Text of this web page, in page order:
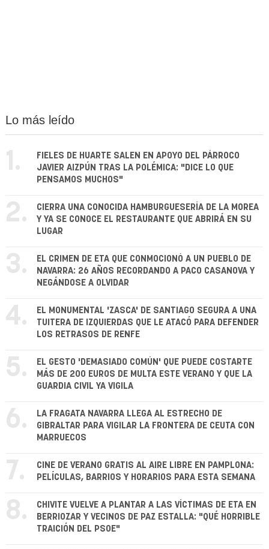
Lo más leído
1.
FIELES DE HUARTE SALEN EN APOYO DEL PÁRROCO
JAVIER AIZPÚN TRAS LA POLÉMICA: "DICE LO QUE
PENSAMOS MUCHOS"
2.
CIERRA UNA CONOCIDA HAMBURGUESERÍA DE LA MOREA
Y YA SE CONOCE EL RESTAURANTE QUE ABRIRÁ EN SU
LUGAR
3.
EL CRIMEN DE ETA QUE CONMOCIONÓ A UN PUEBLO DE
NAVARRA: 26 AÑOS RECORDANDO A PACO CASANOVA Y
NEGÁNDOSE A OLVIDAR
4.
EL MONUMENTAL 'ZASCA' DE SANTIAGO SEGURA A UNA
TUITERA DE IZQUIERDAS QUE LE ATACÓ PARA DEFENDER
LOS RETRASOS DE RENFE
5.
EL GESTO 'DEMASIADO COMÚN' QUE PUEDE COSTARTE
MÁS DE 200 EUROS DE MULTA ESTE VERANO Y QUE LA
GUARDIA CIVIL YA VIGILA
6.
LA FRAGATA NAVARRA LLEGA AL ESTRECHO DE
GIBRALTAR PARA VIGILAR LA FRONTERA DE CEUTA CON
MARRUECOS
7.
CINE DE VERANO GRATIS AL AIRE LIBRE EN PAMPLONA:
PELÍCULAS, BARRIOS Y HORARIOS PARA ESTA SEMANA
8.
CHIVITE VUELVE A PLANTAR A LAS VÍCTIMAS DE ETA EN
BERRIOZAR Y VECINOS DE PAZ ESTALLA: "QUÉ HORRIBLE
TRAICIÓN DEL PSOE"